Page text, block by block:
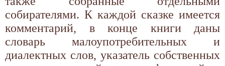
собирателями. К каждой сказке имеется
комментарий, в конце книги даны
словарь малоупотребительных и
диалектных слов, указатель собственных